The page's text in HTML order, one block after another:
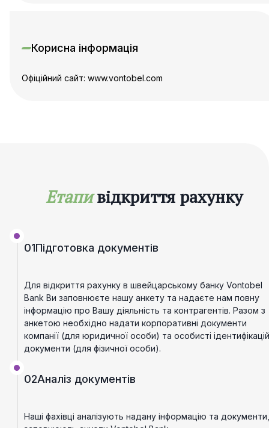
Корисна інформація
Офіційний сайт: www.vontobel.com
Етапи відкриття рахунку
01Підготовка документів
Для відкриття рахунку в швейцарському банку Vontobel
Bank Ви заповнюєте нашу анкету та надаєте нам повну
інформацію про Вашу діяльність та контрагентів. Разом з
анкетою необхідно надати корпоративні документи
компанії (для юридичної особи) та особисті
документи (для фізичної особи).
02Аналіз документів
Наші фахівці аналізують надану інформацію та документи,